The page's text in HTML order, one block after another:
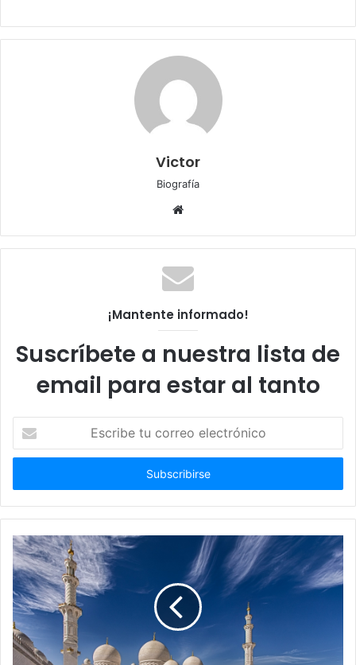
Victor
Biografía
Sitio
¡Mantente informado!
Suscríbete a nuestra lista de
email para estar al tanto
correo